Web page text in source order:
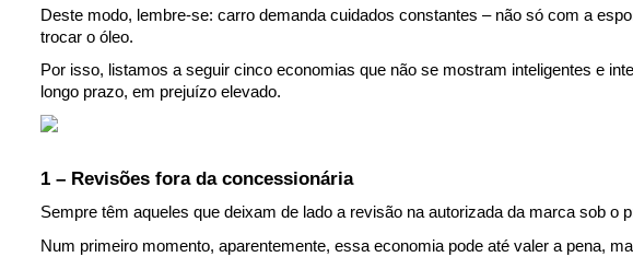
Deste modo, lembre-se: carro demanda cuidados constantes – não só com a
trocar o óleo.
Por isso, listamos a seguir cinco economias que não se mostram inteligentes e
longo prazo, em prejuízo elevado.
1 – Revisões fora da concessionária
Sempre têm aqueles que deixam de lado a revisão na autorizada da marca sob
Num primeiro momento, aparentemente, essa economia pode até valer a pena,